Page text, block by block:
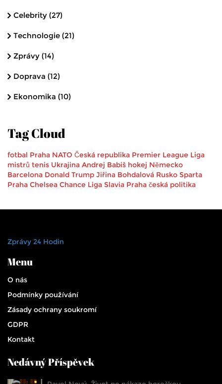
Celebrity (27)
Technologie (21)
Zprávy (14)
Doprava (12)
Ekonomika (10)
Tag Cloud
fotbal Praha NATO Česká republika Premier League Liga
mistrů tenis Ukrajina Andrej Babiš hokej Německo
Barcelona Donald Trump Jiřina Bohdalová Rusko Sparta
Praha Chelsea Chance Liga Slavia Praha česká politika
Zprávy 24 Hodin
Menu
O nás
Podmínky používání
Zásady ochrany soukromí
GDPR
Kontakt
Nedávný Příspěvek